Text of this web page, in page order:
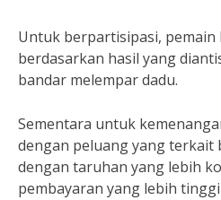
Untuk berpartisipasi, pemain
berdasarkan hasil yang
bandar melempar dadu.
Sementara untuk
dengan peluang yang terkait
dengan taruhan yang lebih
pembayaran yang lebih